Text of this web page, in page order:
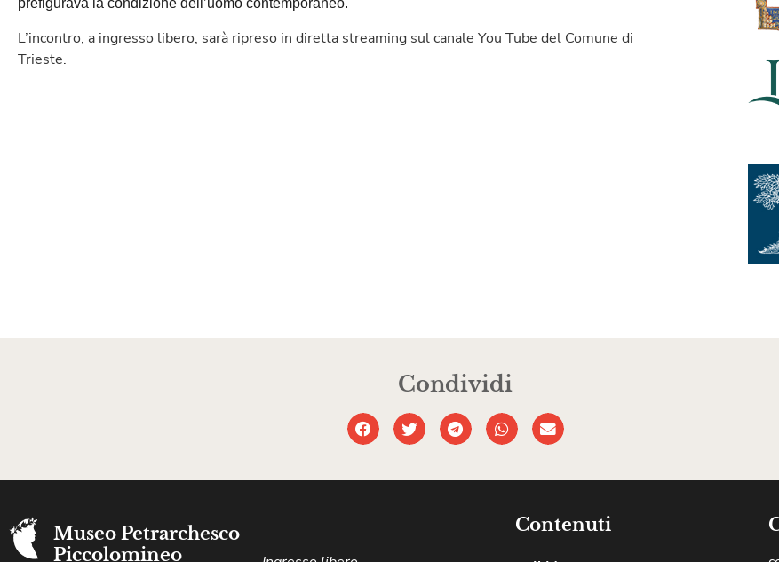
prefigurava la condizione dell’uomo contemporaneo.
L’incontro, a ingresso libero, sarà ripreso in diretta streaming sul canale You Tube del Comune di
Trieste.
Condividi
Museo Petrarchesco
Piccolomineo
Contenuti